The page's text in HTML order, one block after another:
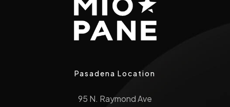
Pasadena Location
95 N. Raymond Ave